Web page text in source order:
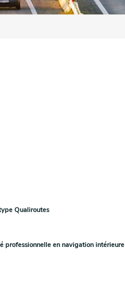
Qualiroutes
professionnelle en navigation intérieure